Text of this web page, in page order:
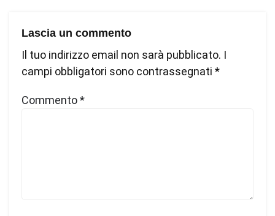
Lascia un commento
Il tuo indirizzo email non sarà pubblicato. I
campi obbligatori sono contrassegnati *
Commento*